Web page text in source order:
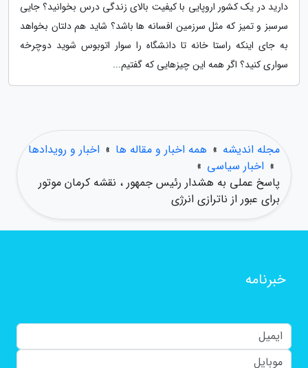
دارید در یک کشور اروپایی با کیفیت بالای زندگی درس بخوانید؟ جایی
سرسبز و تمیز که مثل سرزمین افسانه ها باشد؟ شاید هم دلتان بخواهد
به جای اینکه راستا خانه تا دانشگاه را سوار اتوبوس شوید دوچرخه
سواری کنید؟ اگر همه این چیزهایی که گفتیم...
مجله اندیشه » همه اخبار و مقاله ها » اخبار و رویدادها
» اخبار سیاسی »
پاسخ عملی به هشدار رئیس جمهور ، نقشه کرمان موتور
برای عبور از ناترازی انرژی
خبرنامه